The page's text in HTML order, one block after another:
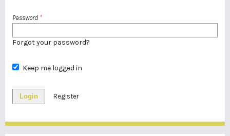
Password *
Forgot your password?
Keep me logged in
Login Register